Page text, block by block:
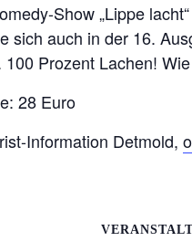
Show „Lippe
sich auch in der 16.
Prozent Lachen!
28 Euro
Information Detmold,